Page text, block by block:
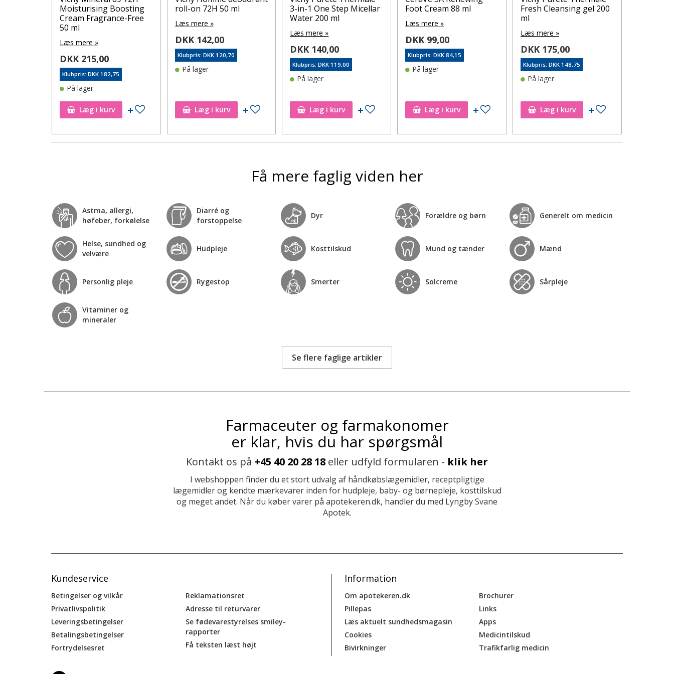
Tilføj til ønskeseddel
Moisturising Boosting
Cream Fragrance-Free
50 ml
Læs mere »
DKK 215,00
Klubpris: DKK 182,75
På lager
Læg i kurv Tilføj til ønskeseddel
roll-on 72H 50 ml
Læs mere »
DKK 142,00
Klubpris: DKK 120,70
På lager
Læg i kurv Tilføj til ønskeseddel
3-in-1 One Step Micellar
Water 200 ml
Læs mere »
DKK 140,00
Klubpris: DKK 119,00
På lager
Læg i kurv Tilføj til ønskeseddel
Foot Cream 88 ml
Læs mere »
DKK 99,00
Klubpris: DKK 84,15
På lager
Læg i kurv Tilføj til ønskeseddel
Fresh Cleansing gel 200
ml
Læs mere »
DKK 175,00
Klubpris: DKK 148,75
På lager
Læg i kurv Tilføj til ønskeseddel
Få mere faglig viden her
Astma, allergi,
høfeber, forkølelse
Diarré og
forstoppelse
Dyr Forældre og børn Generelt om medicin
Helse, sundhed og
velvære
Hudpleje Kosttilskud Mund og tænder Mænd
Personlig pleje Rygestop Smerter Solcreme Sårpleje
Vitaminer og
mineraler
Se flere faglige artikler
Farmaceuter og farmakonomer
er klar, hvis du har spørgsmål
Kontakt os på +45 40 20 28 18 eller udfyld formularen - klik her
I webshoppen finder du et stort udvalg af håndkøbslægemidler, receptpligtige
lægemidler og kendte mærkevarer inden for hudpleje, baby- og børnepleje, kosttilskud
og meget andet. Når du køber varer på apotekeren.dk, handler du med Lyngby Svane
Apotek.
Kundeservice
Betingelser og vilkår
Privatlivspolitik
Leveringsbetingelser
Betalingsbetingelser
Fortrydelsesret
Reklamationsret
Adresse til returvarer
Se fødevarestyrelses smiley-
rapporter
Få teksten læst højt
Information
Om apotekeren.dk
Pillepas
Læs aktuelt sundhedsmagasin
Cookies
Bivirkninger
Brochurer
Links
Apps
Medicintilskud
Trafikfarlig medicin